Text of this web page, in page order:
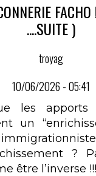
....SUITE )
troyag
10/06/2026 - 05:41
les apports
un
?
être l’inverse !!!